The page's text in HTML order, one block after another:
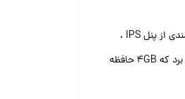
صفحه نمایش ۱۵٫۶ اینچی Asus N550J از نوع IPS LED-backlit LCD است که رزولوشن ۱۹۲۰×۱۰۸۰ است و Full HD است. این صفحه نمایش براق است اما به لطف بهره مندی از پنل IPS ،
زوایای دید در آن محدود نیست و کنتراست و روشنایی و کیفیت تصویر مناسبی دارد. همچنین این لپ تاپ دست دوم از کارت گرافیک NVIDIA GeForce GT 850M بهره می برد که ۴GB حافظه